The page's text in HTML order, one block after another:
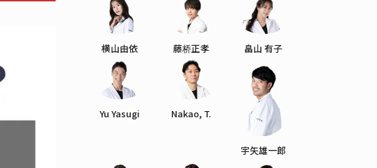
横山由依 藤桥正孝 畠山 有子
Yu Yasugi Nakao, T.
宇矢雄一郎